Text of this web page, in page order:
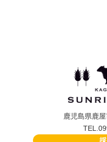
鹿児島県鹿